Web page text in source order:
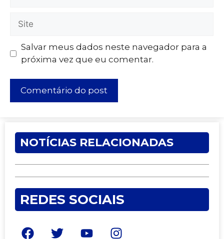
Salvar meus dados neste navegador para a
próxima vez que eu comentar.
NOTÍCIAS RELACIONADAS
REDES SOCIAIS